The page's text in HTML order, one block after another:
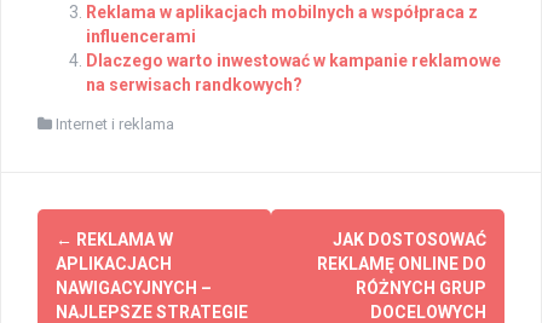
Reklama w aplikacjach mobilnych a współpraca z
influencerami
Dlaczego warto inwestować w kampanie reklamowe
na serwisach randkowych?
Internet i reklama
Post
navigation
← REKLAMA W
APLIKACJACH
NAWIGACYJNYCH –
NAJLEPSZE STRATEGIE
JAK DOSTOSOWAĆ
REKLAMĘ ONLINE DO
RÓŻNYCH GRUP
DOCELOWYCH